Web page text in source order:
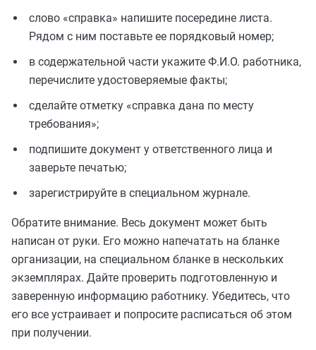
слово «справка» напишите посередине листа.
Рядом с ним поставьте ее порядковый номер;
в содержательной части укажите Ф.И.О. работника,
перечислите удостоверяемые факты;
сделайте отметку «справка дана по месту
требования»;
подпишите документ у ответственного лица и
заверьте печатью;
зарегистрируйте в специальном журнале.
Обратите внимание. Весь документ может быть
написан от руки. Его можно напечатать на бланке
организации, на специальном бланке в нескольких
экземплярах. Дайте проверить подготовленную и
заверенную информацию работнику. Убедитесь, что
его все устраивает и попросите расписаться об этом
при получении.